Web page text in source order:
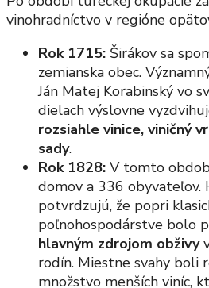
vinohradníctvo v regióne
Rok 1715: Širákov sa
zemianska obec.
Ján Matej Korabinský vo
dielach výslovne
rozsiahle vinice, viničný
sady.
Rok 1828: V tomto
domov a 336 obyvateľov.
potvrdzujú, že popri
poľnohospodárstve bolo
hlavným zdrojom obživy
rodín. Miestne svahy boli
množstvo menších viníc,